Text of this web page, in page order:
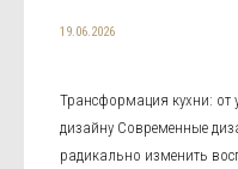
19.06.2026
Трансформация кухни: от
дизайну Современные
радикально изменить